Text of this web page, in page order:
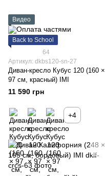
Видео
Back to School
64
Артикул: dkbs120-sn-27
Диван-кресло Кубус 120 (160 ×
97 см, красный) IMI
11 590 грн
+4